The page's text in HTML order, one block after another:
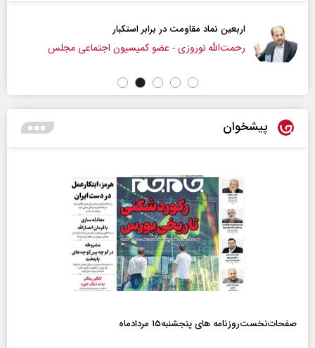
اربعین نماد مقاومت در برابر استکبار‌
رحمت‌الله نوروزی - عضو کمیسیون اجتماعی مجلس
پیشخوان
صفحات‌نخست‌روزنامه ها‌ی پنجشنبه‌۱۵ مردادماه